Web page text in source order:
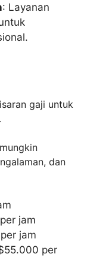
: Layanan
gaji untuk
dan
jam
jam
per